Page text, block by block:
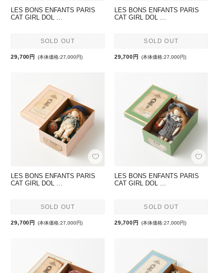
LES BONS ENFANTS PARIS
CAT GIRL DOL …
SOLD OUT
29,700円 (本体価格:27,000円)
LES BONS ENFANTS PARIS
CAT GIRL DOL …
SOLD OUT
29,700円 (本体価格:27,000円)
LES BONS ENFANTS PARIS
CAT GIRL DOL …
SOLD OUT
29,700円 (本体価格:27,000円)
LES BONS ENFANTS PARIS
CAT GIRL DOL …
SOLD OUT
29,700円 (本体価格:27,000円)